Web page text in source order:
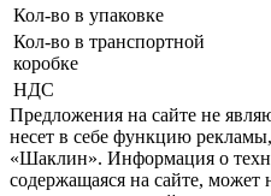
Кол-во в упаковке
Кол-во в транспортной
коробке
НДС
Предложения на сайте не
несет в себе функцию
«Шаклин». Информация о
содержащаяся на сайте, может